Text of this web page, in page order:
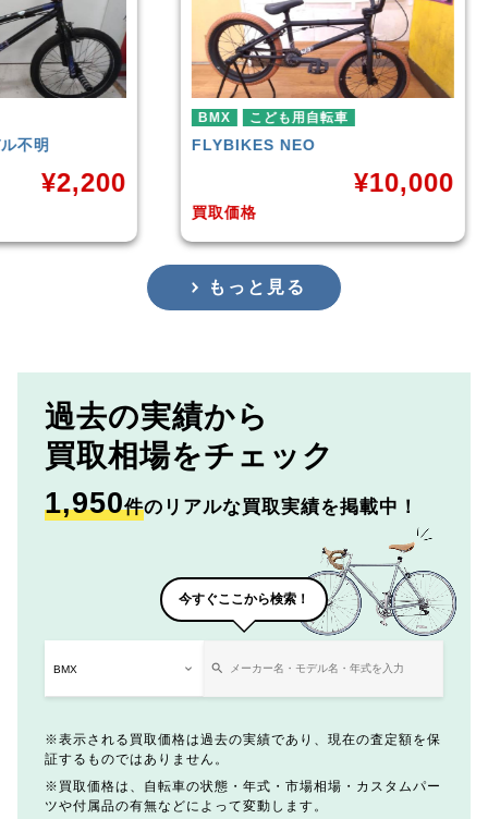
FLYBIKES
BMX
もっと見る
過去の実績から
買取相場をチェック
1,950件のリアルな買取実績を掲載中！
今すぐここから検索！
表示される買取価格は過去の実績であり、現在の査定額を保
証するものではありません。
買取価格は、自転車の状態・年式・市場相場・カスタムパー
ツや付属品の有無などによって変動します。